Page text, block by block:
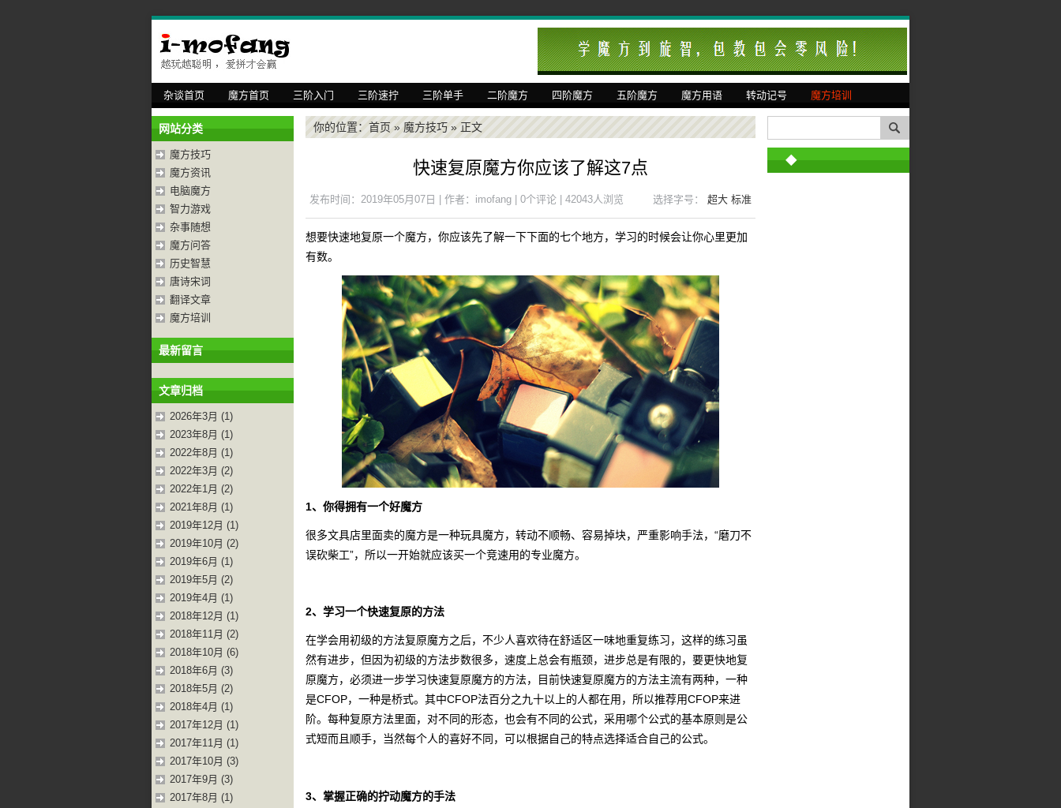
杂谈首页 魔方首页 三阶入门 三阶速拧 三阶单手 二阶魔方 四阶魔方 五阶魔方 魔方用语 转动记号 魔方培训
网站分类
魔方技巧
魔方资讯
电脑魔方
智力游戏
杂事随想
魔方问答
历史智慧
唐诗宋词
翻译文章
魔方培训
最新留言
文章归档
2026年3月 (1)
2023年8月 (1)
2022年8月 (1)
2022年3月 (2)
2022年1月 (2)
2021年8月 (1)
2019年12月 (1)
2019年10月 (2)
2019年6月 (1)
2019年5月 (2)
2019年4月 (1)
2018年12月 (1)
2018年11月 (2)
2018年10月 (6)
2018年6月 (3)
2018年5月 (2)
2018年4月 (1)
2017年12月 (1)
2017年11月 (1)
2017年10月 (3)
2017年9月 (3)
2017年8月 (1)
你的位置： 首页 » 魔方技巧 » 正文
快速复原魔方你应该了解这7点
选择字号： 超大 标准
发布时间：2019年05月07日 | 作者：imofang | 0个评论 | 42043人浏览
想要快速地复原一个魔方，你应该先了解一下下面的七个地方，学习的时候会让你心里更加
有数。
1、你得拥有一个好魔方
很多文具店里面卖的魔方是一种玩具魔方，转动不顺畅、容易掉块，严重影响手法，“磨刀不
误砍柴工”，所以一开始就应该买一个竞速用的专业魔方。
2、学习一个快速复原的方法
在学会用初级的方法复原魔方之后，不少人喜欢待在舒适区一味地重复练习，这样的练习虽
然有进步，但因为初级的方法步数很多，速度上总会有瓶颈，进步总是有限的，要更快地复
原魔方，必须进一步学习快速复原魔方的方法，目前快速复原魔方的方法主流有两种，一种
是CFOP，一种是桥式。其中CFOP法百分之九十以上的人都在用，所以推荐用CFOP来进
阶。每种复原方法里面，对不同的形态，也会有不同的公式，采用哪个公式的基本原则是公
式短而且顺手，当然每个人的喜好不同，可以根据自己的特点选择适合自己的公式。
3、掌握正确的拧动魔方的手法
◆